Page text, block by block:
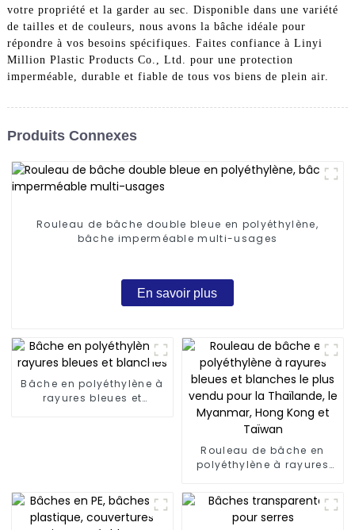
votre propriété et la garder au sec. Disponible dans une variété
de tailles et de couleurs, nous avons la bâche idéale pour
répondre à vos besoins spécifiques. Faites confiance à Linyi
Million Plastic Products Co., Ltd. pour une protection
imperméable, durable et fiable de tous vos biens de plein air.
Produits Connexes
Rouleau de bâche double bleue en polyéthylène,
bâche imperméable multi-usages
En savoir plus
Bâche en polyéthylène à
rayures bleues et
Rouleau de bâche en
polyéthylène à rayures
plus vendu pour la
Thaïlande, le Myanmar,
Hong Kong et Taïwan